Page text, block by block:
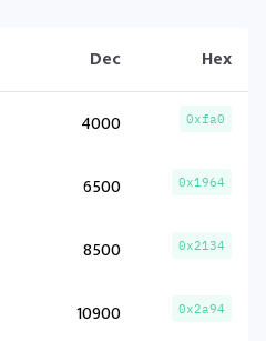
Dec Hex
4000 0xfa0
6500 0x1964
8500 0x2134
10900 0x2a94